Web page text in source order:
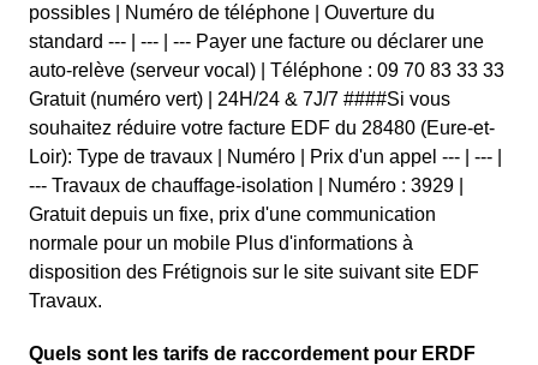
possibles | Numéro de téléphone | Ouverture du
standard --- | --- | --- Payer une facture ou déclarer une
auto-relève (serveur vocal) | Téléphone : 09 70 83 33 33
Gratuit (numéro vert) | 24H/24 & 7J/7 ####Si vous
souhaitez réduire votre facture EDF du 28480 (Eure-et-
Loir): Type de travaux | Numéro | Prix d'un appel --- | --- |
--- Travaux de chauffage-isolation | Numéro : 3929 |
Gratuit depuis un fixe, prix d'une communication
normale pour un mobile Plus d'informations à
disposition des Frétignois sur le site suivant site EDF
Travaux.
Quels sont les tarifs de raccordement pour ERDF